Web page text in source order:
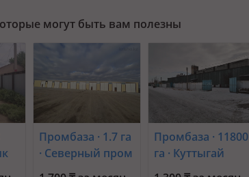
могут быть вам полезны
Промбаза · 1.7 га
· Северный пром
зона 24 — А-27
Промбаза · 11800
га · Куттыгай
Батыр 18